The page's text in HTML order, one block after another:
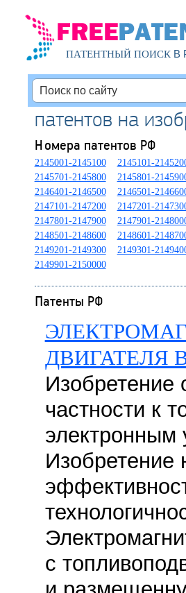
ПАТЕНТНЫЙ ПОИСКВ
патентов на
Номера патентов РФ
2145001-2145100 2145101-
2145701-2145800
2145801-
2146401-2146500
2146501-
2147101-2147200
2147201-
2147801-2147900
2147901-
2148501-2148600
2148601-
2149201-2149300
2149301-
2149901-2150000
Патенты РФ
ДВИГАТЕЛЯ
Изобретение
частности к
электронным
Изобретение
с